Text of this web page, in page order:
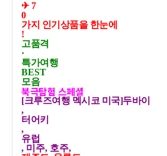
✈ 7
0
가지 인기상품을 한눈에
!
고품격
·
특가여행
BEST
모음
북극탐험 스페셜
[크루즈여행 멕시코 미국]두바이
,
터어키
,
유럽
, 미주, 호주,